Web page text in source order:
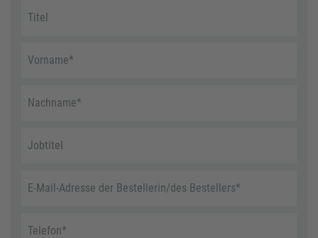
Titel
Vorname*
Nachname*
Jobtitel
E-Mail-Adresse der Bestellerin/des Bestellers*
Telefon*